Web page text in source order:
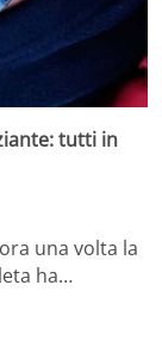
tutti in
una volta la
ha…